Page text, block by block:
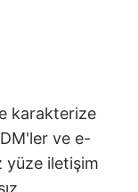
karakterize
ve e-
yüze iletişim